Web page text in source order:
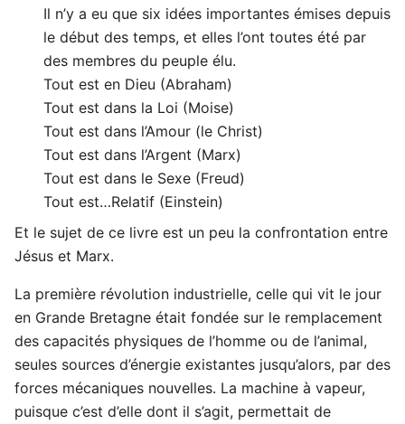
Il n’y a eu que six idées importantes émises depuis
le début des temps, et elles l’ont toutes été par
des membres du peuple élu.
Tout est en Dieu (Abraham)
Tout est dans la Loi (Moise)
Tout est dans l’Amour (le Christ)
Tout est dans l’Argent (Marx)
Tout est dans le Sexe (Freud)
Tout est…Relatif (Einstein)
Et le sujet de ce livre est un peu la confrontation entre
Jésus et Marx.
La première révolution industrielle, celle qui vit le jour
en Grande Bretagne était fondée sur le remplacement
des capacités physiques de l’homme ou de l’animal,
seules sources d’énergie existantes jusqu’alors, par des
forces mécaniques nouvelles. La machine à vapeur,
puisque c’est d’elle dont il s’agit, permettait de